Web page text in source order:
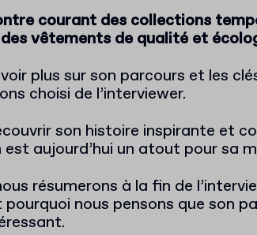
courant des collections
vêtements de qualité et
plus sur son parcours et les
choisi de l’interviewer.
son histoire inspirante et
aujourd’hui un atout pour sa
résumerons à la fin de
pourquoi nous pensons que son